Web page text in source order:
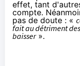
effet, tant
compte.
pas de doute : «
fait au détriment
baisser».